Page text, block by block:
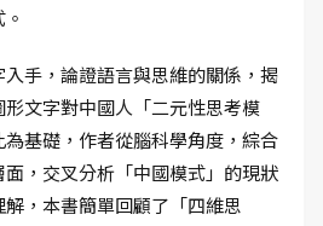
手，論證語言與思維的關係，揭
文字對中國人「二元性思考模
基礎，作者從腦科學角度，綜合
，交叉分析「中國模式」的現狀
，本書簡單回顧了「四維思